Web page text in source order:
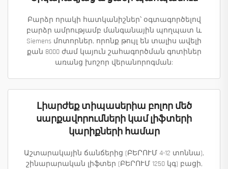
Բարձր որակի հատկանիշներ՝ օգտագործելով
բարձր ամրությամբ մանգանային պողպատ և
Siemens մոտորներ, որոնք թույլ են տալիս ավելի
քան 8000 ժամ կայուն շահագործման գոտիներ
առանց խոշոր վերանորոգման:
Լիարժեք տիպասերիա բոլոր մեծ
սարքավորումների կամ լիֆտերի
կարիքների համար
Աշտարակային ճանճերից (ԲԵՐՈՒՄ 4-12 տոննա),
շինարարական լիֆտեր (ԲԵՐՈՒՄ 1250 կգ) բացի,